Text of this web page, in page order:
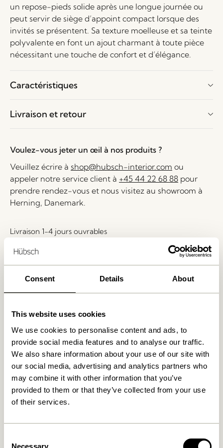
Consent Details About
This website uses cookies
We use cookies to personalise content and ads, to
provide social media features and to analyse our traffic.
We also share information about your use of our site with
our social media, advertising and analytics partners who
may combine it with other information that you’ve
provided to them or that they’ve collected from your use
of their services.
Necessary
un repose-pieds solide après une longue journée ou
peut servir de siège d’appoint compact lorsque des
invités se présentent. Sa texture moelleuse et sa teinte
polyvalente en font un ajout charmant à toute pièce
nécessitant une touche de confort et d’élégance.
Caractéristiques
Livraison et retour
Voulez-vous jeter un œil à nos produits ?
Veuillez écrire à shop@hubsch-interior.com ou
appeler notre service client à +45 44 22 68 88 pour
prendre rendez-vous et nous visitez au showroom à
Herning, Danemark.
Livraison 1-4 jours ouvrables
Livraison gratuite à partir de
Produits similaires